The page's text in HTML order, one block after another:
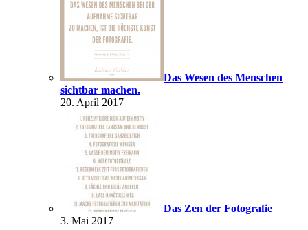
Das Wesen des Menschen
sichtbar machen.
20. April 2017
Das Zen der Fotografie
3. Mai 2017